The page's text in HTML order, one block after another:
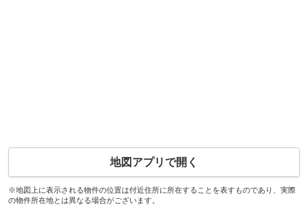
地図アプリで開く
※地図上に表示される物件の位置は付近住所に所在することを表すものであり、実際
の物件所在地とは異なる場合がございます。